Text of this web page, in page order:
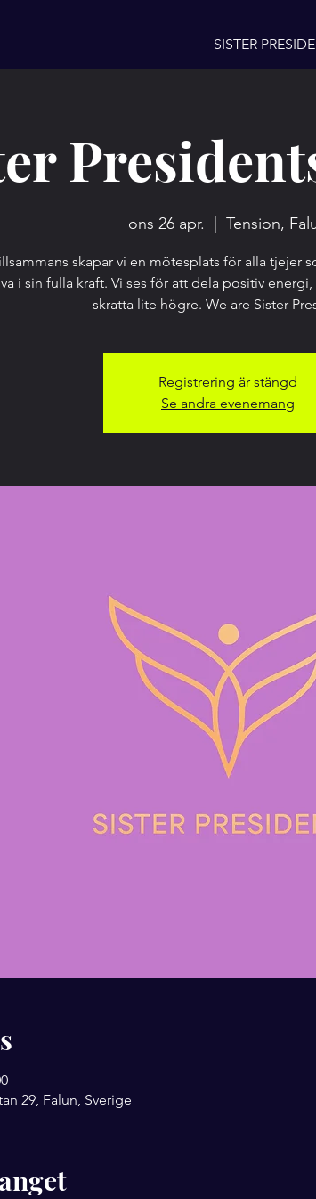
SISTER
ons 26 apr. Tension,
skapar vi en mötesplats för alla tjejer
i sin fulla kraft. Vi ses för att dela positiv
skratta lite högre. We are Sister
Registrering är stängd
Se andra evenemang
29, Falun, Sverige